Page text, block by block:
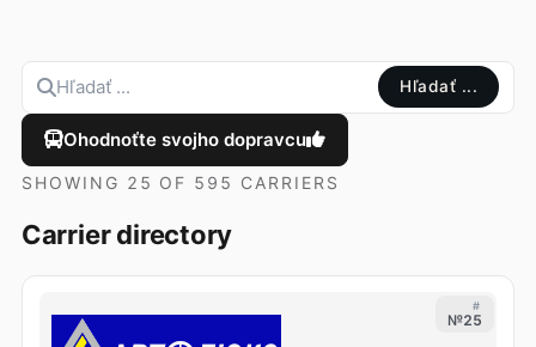
Hľadať ...
Ohodnoťte svojho dopravcu
SHOWING 25 OF 595 CARRIERS
Carrier directory
#
№25